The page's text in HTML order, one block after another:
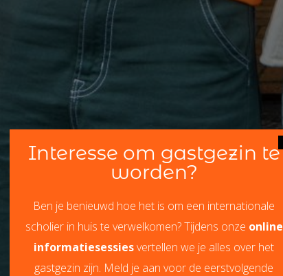
Interesse om gastgezin te
worden?
Ben je benieuwd hoe het is om een internationale
scholier in huis te verwelkomen? Tijdens onze online
informatiesessiesvertellen we je alles over het
gastgezin zijn. Meld je aan voor de eerstvolgende